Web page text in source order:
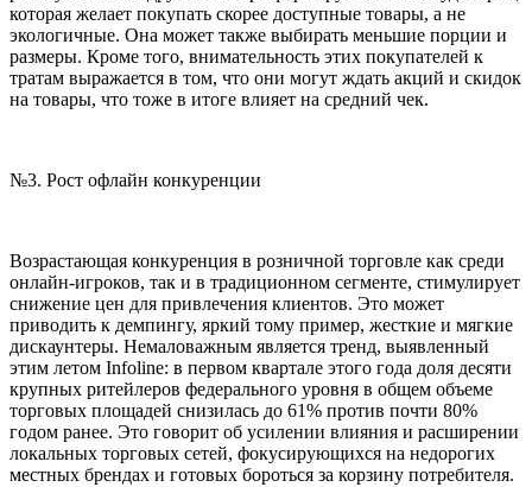
которая желает покупать скорее доступные товары, а не
экологичные. Она может также выбирать меньшие порции и
размеры. Кроме того, внимательность этих покупателей к
тратам выражается в том, что они могут ждать акций и скидок
на товары, что тоже в итоге влияет на средний чек.
№3. Рост офлайн конкуренции
Возрастающая конкуренция в розничной торговле как среди
онлайн-игроков, так и в традиционном сегменте, стимулирует
снижение цен для привлечения клиентов. Это может
приводить к демпингу, яркий тому пример, жесткие и мягкие
дискаунтеры. Немаловажным является тренд, выявленный
этим летом Infoline: в первом квартале этого года доля десяти
крупных ритейлеров федерального уровня в общем объеме
торговых площадей снизилась до 61% против почти 80%
годом ранее. Это говорит об усилении влияния и расширении
локальных торговых сетей, фокусирующихся на недорогих
местных брендах и готовых бороться за корзину потребителя.